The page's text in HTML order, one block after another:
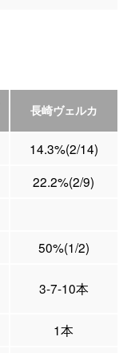
長崎ヴェルカ
14.3%(2/14)
22.2%(2/9)
50%(1/2)
3-7-10本
1本